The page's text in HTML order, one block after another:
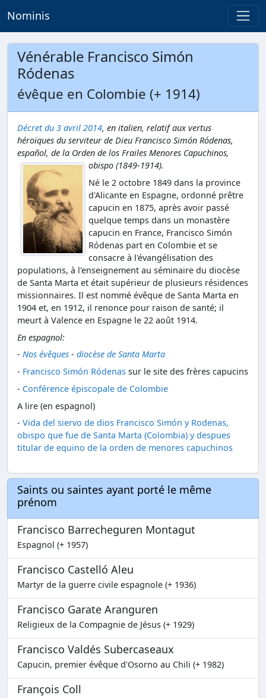
Nominis
Vénérable Francisco Simón
Ródenas
évêque en Colombie (+ 1914)
Décret du 3 avril 2014, en italien, relatif aux vertus
héroïques du serviteur de Dieu Francisco Simón Ródenas,
español, de la Orden de los Frailes Menores Capuchinos,
obispo (1849-1914).
Né le 2 octobre 1849 dans la province
d'Alicante en Espagne, ordonné prêtre
capucin en 1875, après avoir passé
quelque temps dans un monastère
capucin en France, Francisco Simón
Ródenas part en Colombie et se
consacre à l'évangélisation des
populations, à l'enseignement au séminaire du diocèse
de Santa Marta et était supérieur de plusieurs résidences
missionnaires. Il est nommé évêque de Santa Marta en
1904 et, en 1912, il renonce pour raison de santé; il
meurt à Valence en Espagne le 22 août 1914.
En espagnol:
- Nos évêques - diocèse de Santa Marta
- Francisco Simón Ródenas sur le site des frères capucins
- Conférence épiscopale de Colombie
A lire (en espagnol)
- Vida del siervo de dios Francisco Simón y Rodenas,
obispo que fue de Santa Marta (Colombia) y despues
titular de equino de la orden de menores capuchinos
Saints ou saintes ayant porté le même
prénom
Francisco Barrecheguren Montagut
Espagnol (+ 1957)
Francisco Castelló Aleu
Martyr de la guerre civile espagnole (+ 1936)
Francisco Garate Aranguren
Religieux de la Compagnie de Jésus (+ 1929)
Francisco Valdés Subercaseaux
Capucin, premier évêque d'Osorno au Chili (+ 1982)
François Coll